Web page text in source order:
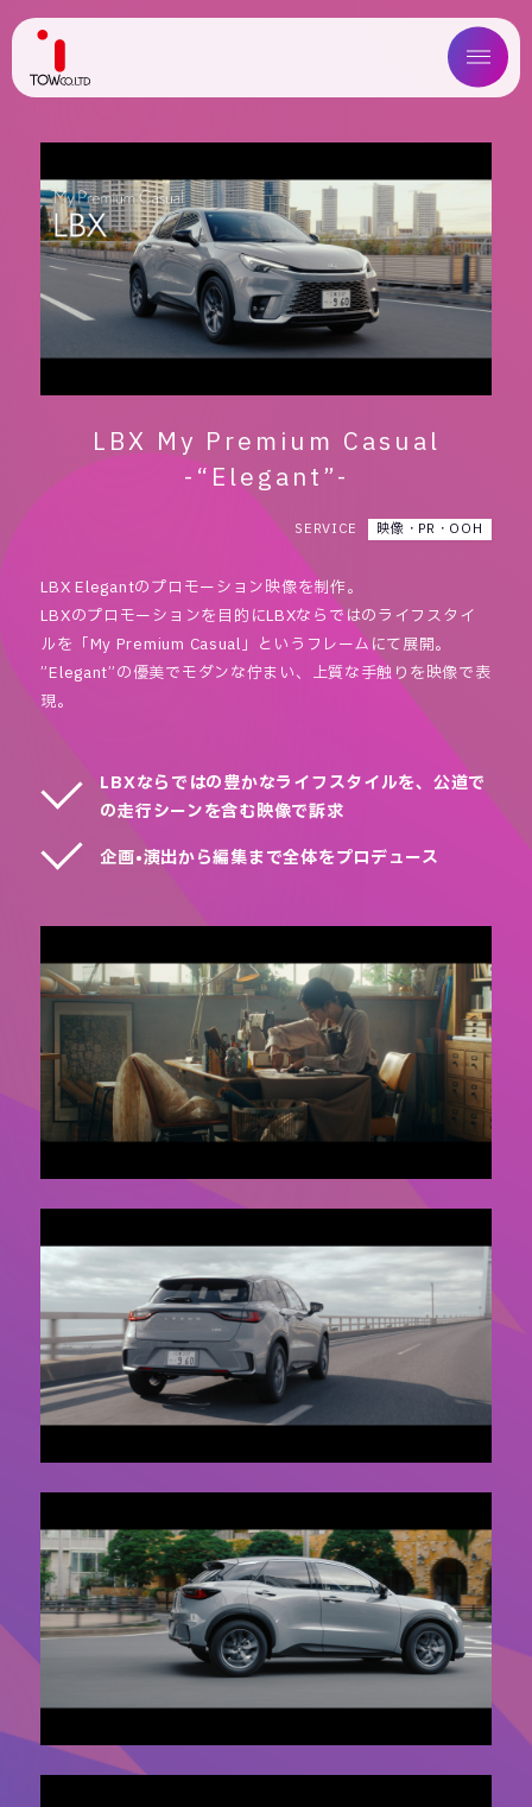
ABOUT US
SERVICE
WORKS
MAGAZINE
COMPANY
NEWS
LBX My Premium Casual
-“Elegant”-
SERVICE 映像・PR・OOH
LBX Elegantのプロモーション映像を制作。
LBXのプロモーションを目的にLBXならではのライフスタイ
ルを「My Premium Casual」というフレームにて展開。
”Elegant”の優美でモダンな佇まい、上質な手触りを映像で表
現。
LBXならではの豊かなライフスタイルを、公道で
の走行シーンを含む映像で訴求
企画•演出から編集まで全体をプロデュース